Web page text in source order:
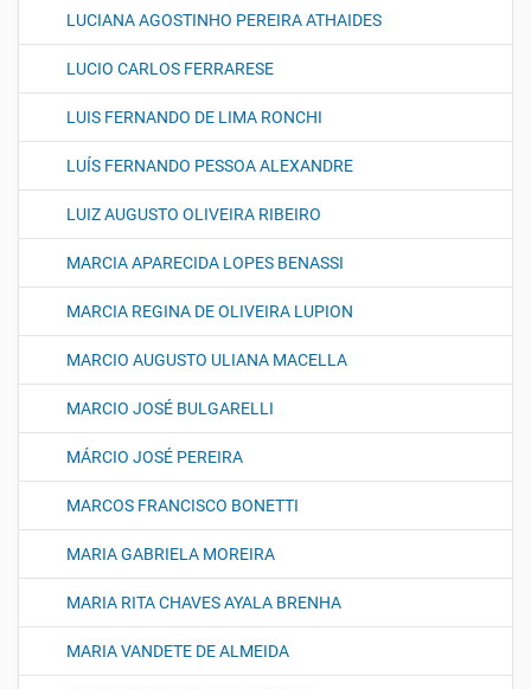
LUCIANA AGOSTINHO PEREIRA ATHAIDES
LUCIO CARLOS FERRARESE
LUIS FERNANDO DE LIMA RONCHI
LUÍS FERNANDO PESSOA ALEXANDRE
LUIZ AUGUSTO OLIVEIRA RIBEIRO
MARCIA APARECIDA LOPES BENASSI
MARCIA REGINA DE OLIVEIRA LUPION
MARCIO AUGUSTO ULIANA MACELLA
MARCIO JOSÉ BULGARELLI
MÁRCIO JOSÉ PEREIRA
MARCOS FRANCISCO BONETTI
MARIA GABRIELA MOREIRA
MARIA RITA CHAVES AYALA BRENHA
MARIA VANDETE DE ALMEIDA